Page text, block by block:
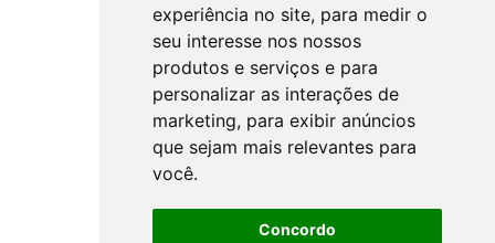
experiência no site, para medir o
seu interesse nos nossos
produtos e serviços e para
personalizar as interações de
marketing, para exibir anúncios
que sejam mais relevantes para
você.
Concordo